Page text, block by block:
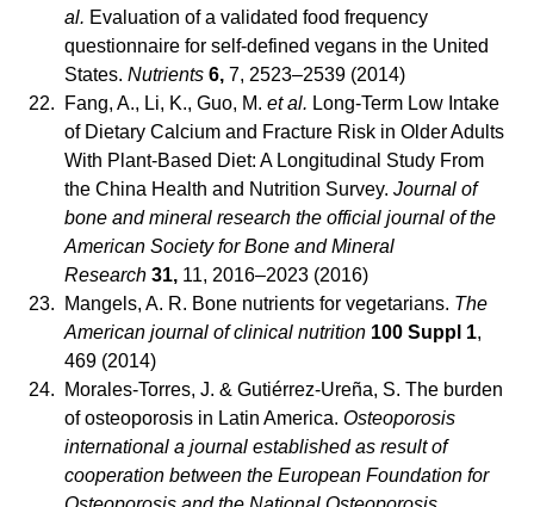
al. Evaluation of a validated food frequency
questionnaire for self-defined vegans in the United
States.Nutrients 6,7, 2523–2539 (2014)
22.
Fang, A., Li, K., Guo, M. et al. Long-Term Low Intake
of Dietary Calcium and Fracture Risk in Older Adults
With Plant-Based Diet: A Longitudinal Study From
the China Health and Nutrition Survey.Journal of
bone and mineral research the official journal of the
American Society for Bone and Mineral
Research 31, 11, 2016–2023 (2016)
23.
Mangels, A. R. Bone nutrients for vegetarians. The
American journal of clinical nutrition 100 Suppl 1,
469 (2014)
24.
Morales-Torres, J. & Gutiérrez-Ureña, S. The burden
of osteoporosis in Latin America.Osteoporosis
international a journal established as result of
cooperation between the European Foundation for